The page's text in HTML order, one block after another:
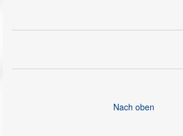
Nach oben